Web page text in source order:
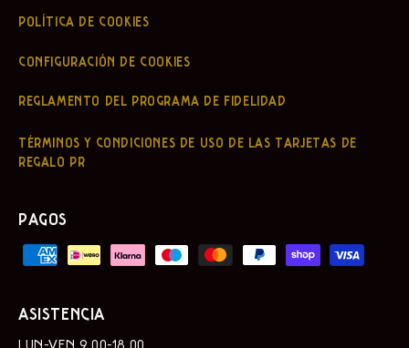
POLÍTICA DE COOKIES
CONFIGURACIÓN DE COOKIES
REGLAMENTO DEL PROGRAMA DE FIDELIDAD
TÉRMINOS Y CONDICIONES DE USO DE LAS TARJETAS DE
REGALO PR
PAGOS
ASISTENCIA
LUN-VEN 9.00-18.00